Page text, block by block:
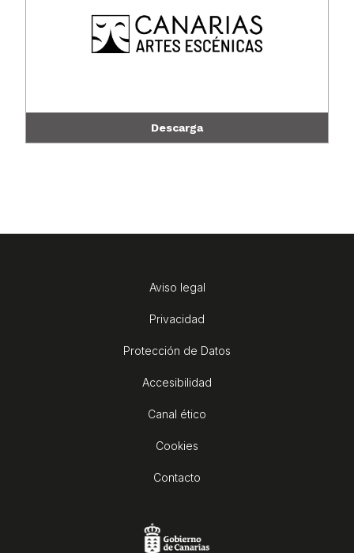
Descarga
Aviso legal
Privacidad
Protección de Datos
Accesibilidad
Canal ético
Cookies
Contacto